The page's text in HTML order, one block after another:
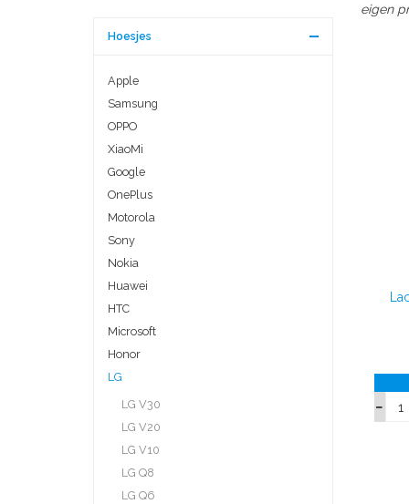
Hoesjes
Apple
Samsung
OPPO
XiaoMi
Google
OnePlus
Motorola
Sony
Nokia
Huawei
HTC
Microsoft
Honor
LG
LG V30
LG V20
LG V10
LG Q8
LG Q6
eigen